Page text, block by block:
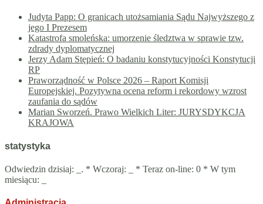
Judyta Papp: O granicach utożsamiania Sądu Najwyższego z
jego I Prezesem
Katastrofa smoleńska: umorzenie śledztwa w sprawie tzw.
zdrady dyplomatycznej
Jerzy Adam Stępień: O badaniu konstytucyjności Konstytucji
RP
Praworządność w Polsce 2026 – Raport Komisji
Europejskiej. Pozytywna ocena reform i rekordowy wzrost
zaufania do sądów
Marian Sworzeń. Prawo Wielkich Liter: JURYSDYKCJA
KRAJOWA
statystyka
Odwiedzin dzisiaj: . * Wczoraj:
* Teraz on-line: 0 * W tym
miesiącu: